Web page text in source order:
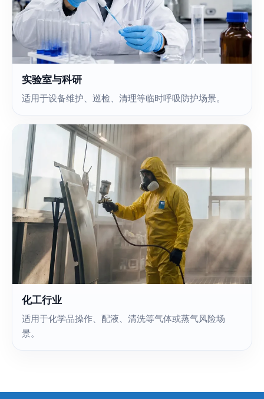
实验室与科研
适用于设备维护、巡检、清理等临时呼吸防护场景。
化工行业
适用于化学品操作、配液、清洗等气体或蒸气风险场
景。